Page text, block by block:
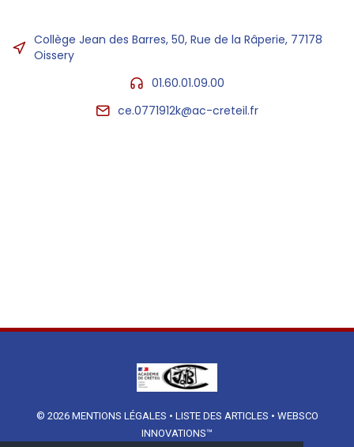
Collège Jean des Barres, 50, Rue de la Râperie, 77178
Oissery
01.60.01.09.00
ce.0771912k@ac-creteil.fr
© 2026 MENTIONS LÉGALES • LISTE DES ARTICLES • WEBSCO
INNOVATIONS™